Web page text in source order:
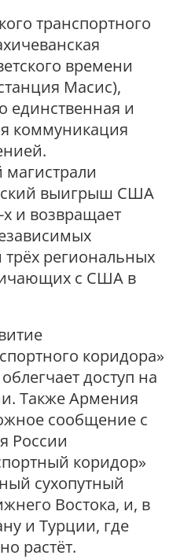
транспортного
времени
Масис),
единственная и
коммуникация
магистрали
выигрыш США
х и возвращает
региональных
с США в
коридора»
доступ на
Также Армения
сообщение с
России
коридор»
сухопутный
Востока, и, в
и Турции, где
растёт.